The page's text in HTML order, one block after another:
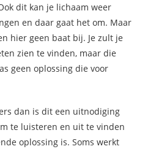
dit kan je lichaam weer
en daar gaat het om. Maar
hier geen baat bij. Je zult je
zien te vinden, maar die
geen oplossing die voor
dan is dit een uitnodiging
te luisteren en uit te vinden
oplossing is. Soms werkt